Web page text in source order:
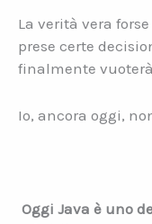
La verità vera
prese certe
finalmente
Io, ancora oggi,
Oggi Java è uno